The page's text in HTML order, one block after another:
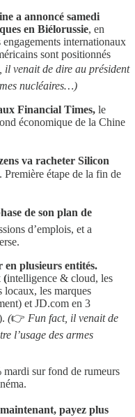
a annoncé samedi
en Biélorussie, en
internationaux
sont positionnés
il venait de dire au président
nucléaires…)
Financial Times, le
économique de la Chine
va racheter Silicon
étape de la fin de
de son plan de
d’emplois, et a
plusieurs entités.
(intelligence & cloud, les
locaux, les marques
et JD.com en 3
(👉 Fun fact, il venait de
l’usage des armes
mardi sur fond de rumeurs
payez plus